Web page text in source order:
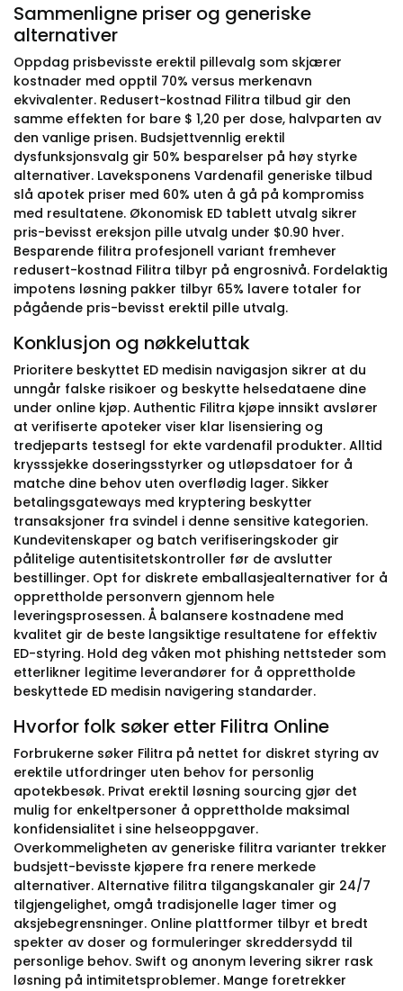
Sammenligne priser og generiske
alternativer
Oppdag prisbevisste erektil pillevalg som skjærer
kostnader med opptil 70% versus merkenavn
ekvivalenter. Redusert-kostnad Filitra tilbud gir den
samme effekten for bare $ 1,20 per dose, halvparten av
den vanlige prisen. Budsjettvennlig erektil
dysfunksjonsvalg gir 50% besparelser på høy styrke
alternativer. Laveksponens Vardenafil generiske tilbud
slå apotek priser med 60% uten å gå på kompromiss
med resultatene. Økonomisk ED tablett utvalg sikrer
pris-bevisst ereksjon pille utvalg under $0.90 hver.
Besparende filitra profesjonell variant fremhever
redusert-kostnad Filitra tilbyr på engrosnivå. Fordelaktig
impotens løsning pakker tilbyr 65% lavere totaler for
pågående pris-bevisst erektil pille utvalg.
Konklusjon og nøkkeluttak
Prioritere beskyttet ED medisin navigasjon sikrer at du
unngår falske risikoer og beskytte helsedataene dine
under online kjøp. Authentic Filitra kjøpe innsikt avslører
at verifiserte apoteker viser klar lisensiering og
tredjeparts testsegl for ekte vardenafil produkter. Alltid
krysssjekke doseringsstyrker og utløpsdatoer for å
matche dine behov uten overflødig lager. Sikker
betalingsgateways med kryptering beskytter
transaksjoner fra svindel i denne sensitive kategorien.
Kundevitenskaper og batch verifiseringskoder gir
pålitelige autentisitetskontroller før de avslutter
bestillinger. Opt for diskrete emballasjealternativer for å
opprettholde personvern gjennom hele
leveringsprosessen. Å balansere kostnadene med
kvalitet gir de beste langsiktige resultatene for effektiv
ED-styring. Hold deg våken mot phishing nettsteder som
etterlikner legitime leverandører for å opprettholde
beskyttede ED medisin navigering standarder.
Hvorfor folk søker etter Filitra Online
Forbrukerne søker Filitra på nettet for diskret styring av
erektile utfordringer uten behov for personlig
apotekbesøk. Privat erektil løsning sourcing gjør det
mulig for enkeltpersoner å opprettholde maksimal
konfidensialitet i sine helseoppgaver.
Overkommeligheten av generiske filitra varianter trekker
budsjett-bevisste kjøpere fra renere merkede
alternativer. Alternative filitra tilgangskanaler gir 24/7
tilgjengelighet, omgå tradisjonelle lager timer og
aksjebegrensninger. Online plattformer tilbyr et bredt
spekter av doser og formuleringer skreddersydd til
personlige behov. Swift og anonym levering sikrer rask
løsning på intimitetsproblemer. Mange foretrekker